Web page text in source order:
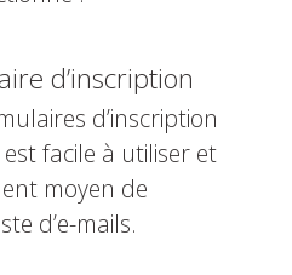
d’inscription
d’inscription
facile à utiliser et
moyen de
d’e-mails.